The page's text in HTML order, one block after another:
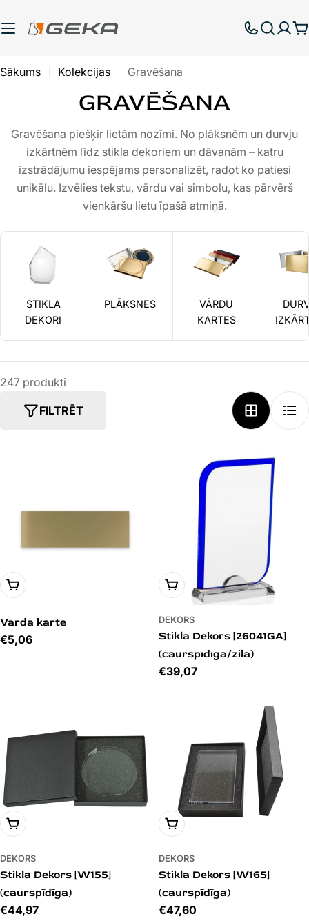
uz
Sākums Kolekcijas Gravēšana
GRAVĒŠANA
Gravēšana piešķir lietām nozīmi. No plāksnēm un durvju
izkārtnēm līdz stikla dekoriem un dāvanām – katru
izstrādājumu iespējams personalizēt, radot ko patiesi
unikālu. Izvēlies tekstu, vārdu vai simbolu, kas pārvērš
vienkāršu lietu īpašā atmiņā.
STIKLA
DEKORI
PLĀKSNES
VĀRDU
KARTES
247 produkti
FILTRĒT
IZVĒLIES VARIANTU
Vārda karte
Cena
€5,06
PIEVIENOT GROZAM
DEKORS
Stikla Dekors [26041GA]
(caurspīdīga/zila)
Cena
€39,07
PIEVIENOT GROZAM
DEKORS
Stikla Dekors [W155]
(caurspīdīga)
Cena
€44,97
PIEVIENOT GROZAM
DEKORS
Stikla Dekors [W165]
(caurspīdīga)
Cena
€47,60